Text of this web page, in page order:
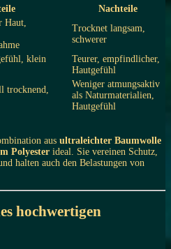
Nachteile
Haut,
Trocknet langsam,
schwerer
klein
Teurer, empfindlicher,
Hautgefühl
trocknend,
Weniger atmungsaktiv
als Naturmaterialien,
Hautgefühl
aus ultraleichter Baumwolle
Polyester ideal. Sie vereinen Schutz,
halten auch den Belastungen von
hochwertigen